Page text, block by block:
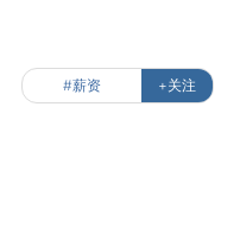
#薪资 +关注